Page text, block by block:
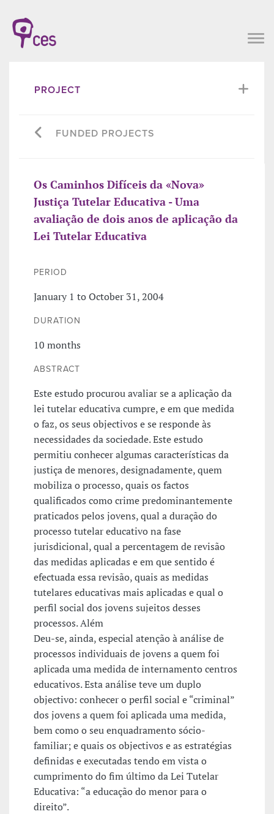
PROJECT
FUNDED PROJECTS
Os Caminhos Difíceis da «Nova»
Justiça Tutelar Educativa - Uma
avaliação de dois anos de aplicação da
Lei Tutelar Educativa
PERIOD
January 1 to October 31, 2004
DURATION
10 months
ABSTRACT
Este estudo procurou avaliar se a aplicação da
lei tutelar educativa cumpre, e em que medida
o faz, os seus objectivos e se responde às
necessidades da sociedade. Este estudo
permitiu conhecer algumas características da
justiça de menores, designadamente, quem
mobiliza o processo, quais os factos
qualificados como crime predominantemente
praticados pelos jovens, qual a duração do
processo tutelar educativo na fase
jurisdicional, qual a percentagem de revisão
das medidas aplicadas e em que sentido é
efectuada essa revisão, quais as medidas
tutelares educativas mais aplicadas e qual o
perfil social dos jovens sujeitos desses
processos. Além
Deu-se, ainda, especial atenção à análise de
processos individuais de jovens a quem foi
aplicada uma medida de internamento centros
educativos. Esta análise teve um duplo
objectivo: conhecer o perfil social e “criminal”
dos jovens a quem foi aplicada uma medida,
bem como o seu enquadramento sócio-
familiar; e quais os objectivos e as estratégias
definidas e executadas tendo em vista o
cumprimento do fim último da Lei Tutelar
Educativa: “a educação do menor para o
direito”.